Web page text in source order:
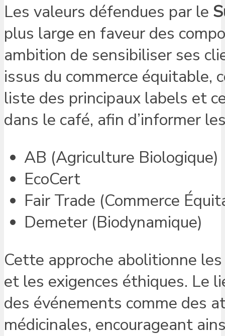
Les valeurs défendues par le
plus large en faveur des
ambition de sensibiliser ses
issus du commerce équitable,
liste des principaux labels et
dans le café, afin d’informer
AB (Agriculture Biologique)
EcoCert
Fair Trade (Commerce
Demeter (Biodynamique)
Cette approche abolitionne
et les exigences éthiques. Le
des événements comme des
médicinales, encourageant